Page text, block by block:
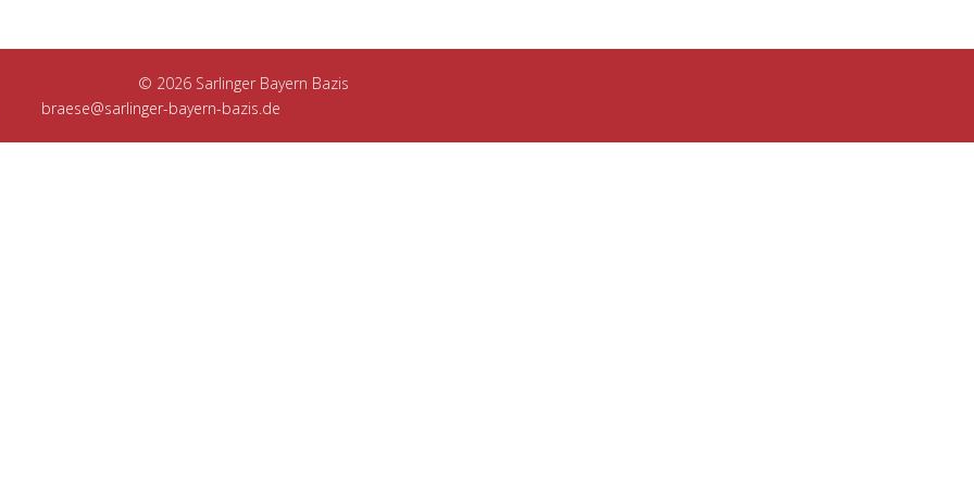
© 2026 Sarlinger Bayern Bazis
braese@sarlinger-bayern-bazis.de